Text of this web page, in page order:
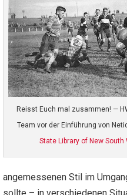
Reisst Euch mal zusammen! —
Team vor der Einführung von
State Library of New South
angemessenen Stil im